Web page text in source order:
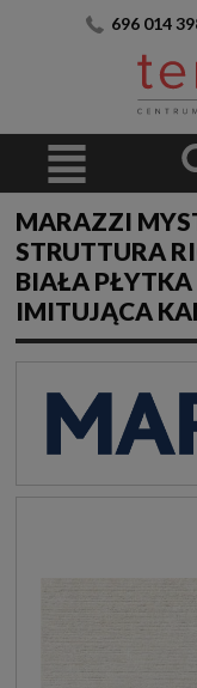
696 014
MARAZZI
STRUTTURA
BIAŁA
IMITUJĄCA